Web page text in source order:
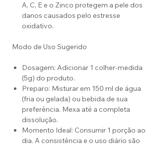
A, C, E e o Zinco protegem a pele dos
danos causados pelo estresse
oxidativo.
Modo de Uso Sugerido
Dosagem: Adicionar 1 colher-medida
(5g) do produto.
Preparo: Misturar em 150 ml de água
(fria ou gelada) ou bebida de sua
preferência. Mexa até a completa
dissolução.
Momento Ideal: Consumir 1 porção ao
dia. A consistência e o uso diário são